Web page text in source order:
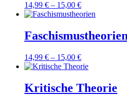
14,99 € – 15,00 €
Faschismustheorien
14,99 € – 15,00 €
Kritische Theorie